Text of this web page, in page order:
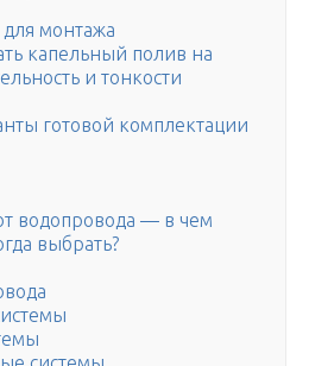
монтажа
капельный полив на
и тонкости
готовой комплектации
водопровода — в чем
выбрать?